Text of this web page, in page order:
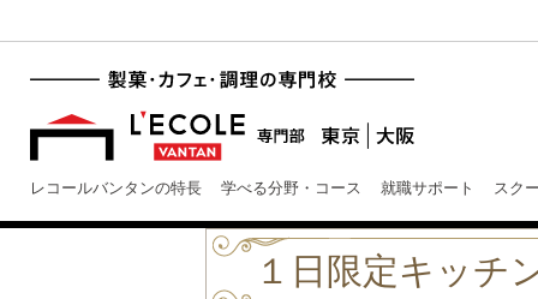
レコールバンタンの特長 学べる分野・コース 就職サポート スク
１日限定キッチ